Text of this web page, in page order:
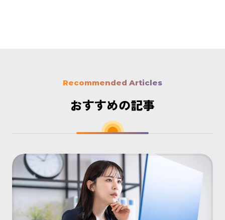
Recommended Articles
おすすめの記事